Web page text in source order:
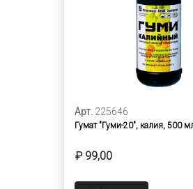
Арт. 225646
Гумат "Гуми-20", калия, 500
₽ 99,00